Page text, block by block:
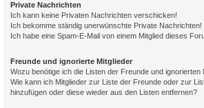
Private Nachrichten
Ich kann keine Privaten Nachrichten verschicken!
Ich bekomme ständig unerwünschte Private Nachrichten!
Ich habe eine Spam-E-Mail von einem Mitglied dieses
Freunde und ignorierte Mitglieder
Wozu benötige ich die Listen der Freunde und ignorierten
Wie kann ich Mitglieder zur Liste der Freunde oder zur
hinzufügen oder diese wieder aus den Listen entfernen?